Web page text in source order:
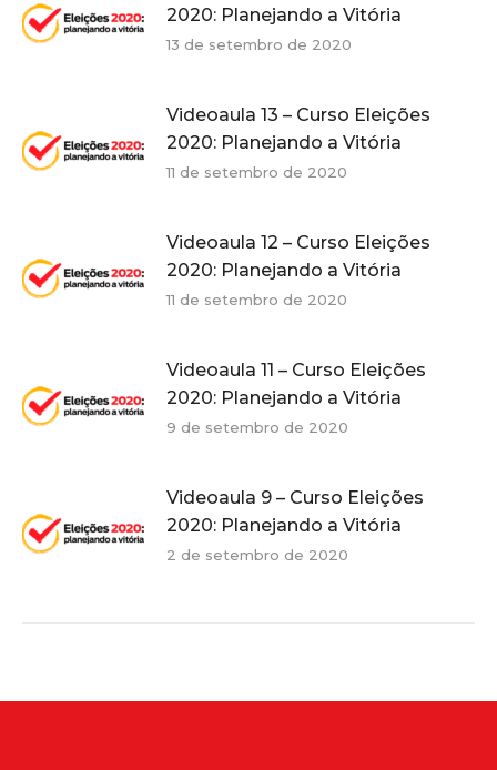
2020: Planejando a Vitória
13 de setembro de 2020
Videoaula 13 – Curso Eleições
2020: Planejando a Vitória
11 de setembro de 2020
Videoaula 12 – Curso Eleições
2020: Planejando a Vitória
11 de setembro de 2020
Videoaula 11 – Curso Eleições
2020: Planejando a Vitória
9 de setembro de 2020
Videoaula 9 – Curso Eleições
2020: Planejando a Vitória
2 de setembro de 2020